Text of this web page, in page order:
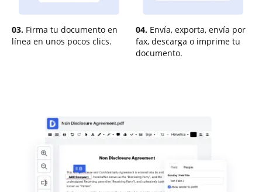
03. Firma tu documento en
línea en unos pocos clics.
04. Envía, exporta, envía por
fax, descarga o imprime tu
documento.